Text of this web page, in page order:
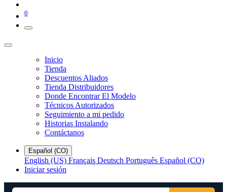
0
Inicio
Tienda
Descuentos Aliados
Tienda Distribuidores
Donde Encontrar El Modelo
Técnicos Autorizados
Seguimiento a mi pedido
Historias Instalando
Contáctanos
Español (CO)
English (US) Français Deutsch Português Español (CO)
Iniciar sesión